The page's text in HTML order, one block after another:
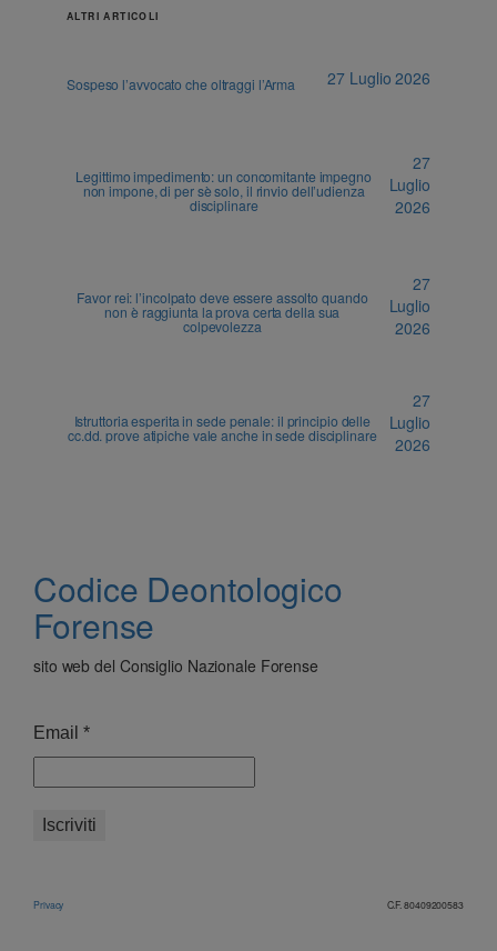
ALTRI ARTICOLI
Sospeso l’avvocato che oltraggi l’Arma 27 Luglio 2026
Legittimo impedimento: un concomitante impegno
non impone, di per sè solo, il rinvio dell’udienza
disciplinare
27
Luglio
2026
Favor rei: l’incolpato deve essere assolto quando
non è raggiunta la prova certa della sua
colpevolezza
27
Luglio
2026
Istruttoria esperita in sede penale: il principio delle
cc.dd. prove atipiche vale anche in sede disciplinare
27
Luglio
2026
Codice Deontologico
Forense
sito web del Consiglio Nazionale Forense
Email *
Privacy C.F. 80409200583